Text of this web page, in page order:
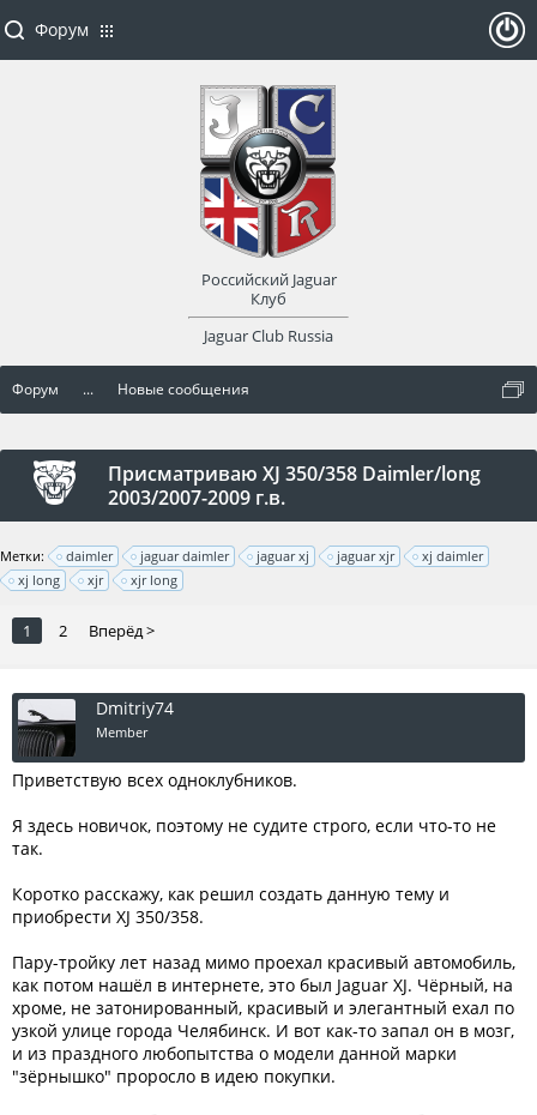
Форум ... Новые сообщения
Присматриваю XJ 350/358 Daimler/long
2003/2007-2009 г.в.
Метки: daimler jaguar daimler jaguar xj jaguar xjr
xj daimler
xj long
xjr xjr long
1 2 Вперёд >
Dmitriy74
Member
Приветствую всех одноклубников.
Я здесь новичок, поэтому не судите строго, если что-то не
так.
Коротко расскажу, как решил создать данную тему и
приобрести XJ 350/358.
Пару-тройку лет назад мимо проехал красивый автомобиль,
как потом нашёл в интернете, это был Jaguar XJ. Чёрный, на
хроме, не затонированный, красивый и элегантный ехал по
узкой улице города Челябинск. И вот как-то запал он в мозг,
и из праздного любопытства о модели данной марки
"зёрнышко" проросло в идею покупки.
Форум
Российский Jaguar
Клуб
Jaguar Club Russia
оват